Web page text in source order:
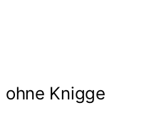
ohne Knigge